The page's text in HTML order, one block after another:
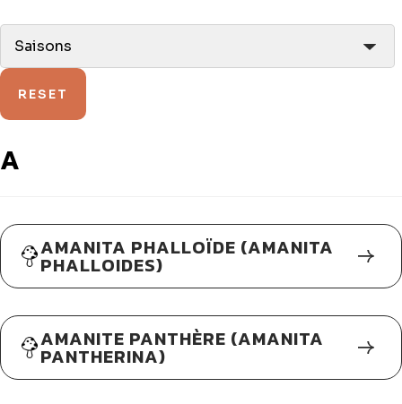
Saisons
RESET
A
AMANITA PHALLOÏDE (AMANITA
PHALLOIDES)
AMANITE PANTHÈRE (AMANITA
PANTHERINA)